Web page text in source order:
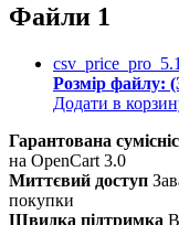
Файли 1
Розмір файлу:
Додати в
Гарантована
на OpenCart 3.0
Миттєвий доступ
покупки
Швидка підтримка